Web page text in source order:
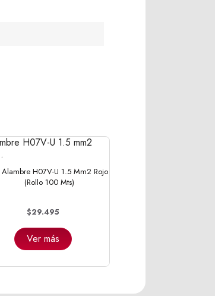
Alambre H07V-U 1.5 Mm2 Rojo
(Rollo 100 Mts)
$29.495
Ver más